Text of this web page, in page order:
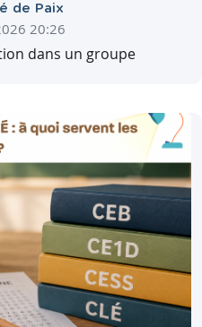
de Paix
20:26
dans un groupe